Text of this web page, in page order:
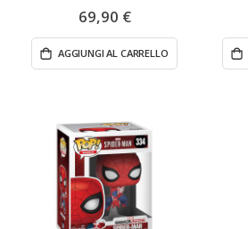
69,90 €
AGGIUNGI AL CARRELLO